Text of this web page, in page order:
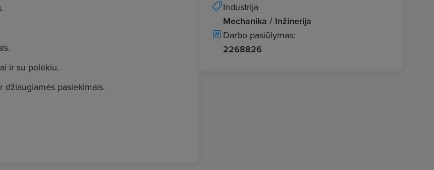
ir su polėkiu.
pasiekimais.
Industrija
Mechanika / Inžinerija
Darbo pasiūlymas:
2268826